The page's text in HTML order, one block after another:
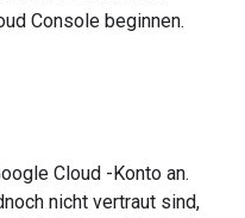
Console beginnen.
Cloud -Konto an.
nicht vertraut sind,